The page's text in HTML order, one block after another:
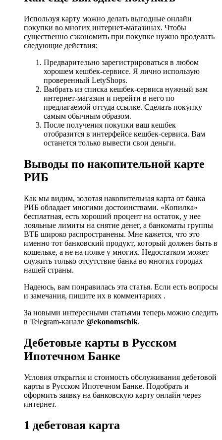
Используя карту можно делать выгодные онлайн
покупки во многих интернет-магазинах. Чтобы
существенно сэкономить при покупке нужно проделать
следующие действия:
Предварительно зарегистрироваться в любом
хорошем кешбек-сервисе. Я лично использую
проверенный LetyShops.
Выбрать из списка кешбек-сервиса нужный вам
интернет-магазин и перейти в него по
предлагаемой оттуда ссылке. Сделать покупку
самым обычным образом.
После получения покупки ваш кешбек
отобразится в интерфейсе кешбек-сервиса. Вам
останется только вывести свои деньги.
Выводы по накопительной карте
РИБ
Как мы видим, золотая накопительная карта от банка
РИБ обладает многими достоинствами. «Копилка»
бесплатная, есть хороший процент на остаток, у нее
лояльные лимиты на снятие денег, а банкоматы группы
ВТБ широко распространены. Мне кажется, что это
именно тот банковский продукт, который должен быть в
кошельке, а не на полке у многих. Недостатком может
служить только отсутствие банка во многих городах
нашей страны.
Надеюсь, вам понравилась эта статья. Если есть вопросы
и замечания, пишите их в комментариях .
За новыми интересными статьями теперь можно следить
в Telegram-канале @ekonomschik.
Дебетовые карты в Русском
Ипотечном Банке
Условия открытия и стоимость обслуживания дебетовой
карты в Русском Ипотечном Банке. Подобрать и
оформить заявку на банковскую карту онлайн через
интернет.
1 дебетовая карта